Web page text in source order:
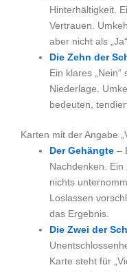
Hinterhältigkeit.
Vertrauen.
aber nicht als „Ja“.
Die Zehn der
Ein klares
Niederlage.
bedeuten,
Karten mit der Angabe
Der Gehängte –
Nachdenken. Ein
nichts
Loslassen
das Ergebnis.
Die Zwei der
Karte steht für